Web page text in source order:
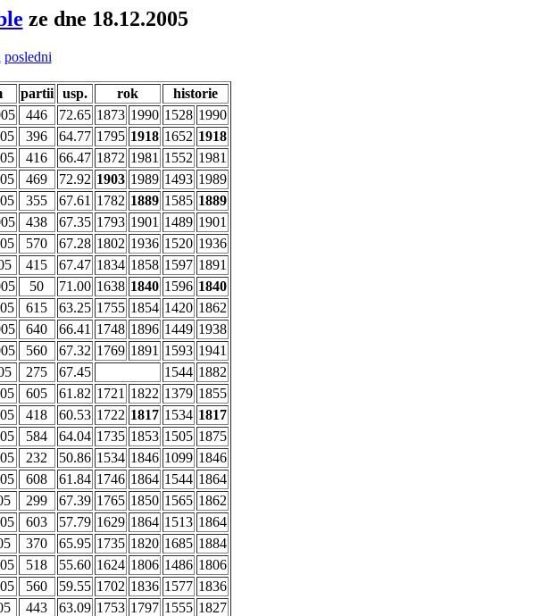
ze dne 18.12.2005
posledni
partii usp. rok
historie
446 72.65 1873 1990 1528 1990
396 64.77 1795 1918 1652 1918
416 66.47 1872 1981 1552 1981
469 72.92 1903 1989 1493 1989
355 67.61 1782 1889 1585 1889
438 67.35 1793 1901 1489 1901
570 67.28 1802 1936 1520 1936
415 67.47 1834 1858 1597 1891
50 71.00 1638 1840 1596 1840
615 63.25 1755 1854 1420 1862
640 66.41 1748 1896 1449 1938
560 67.32 1769 1891 1593 1941
275 67.45 1544 1882
605 61.82 1721 1822 1379 1855
418 60.53 1722 1817 1534 1817
584 64.04 1735 1853 1505 1875
232 50.86 1534 1846 1099 1846
608 61.84 1746 1864 1544 1864
299 67.39 1765 1850 1565 1862
603 57.79 1629 1864 1513 1864
370 65.95 1735 1820 1685 1884
518 55.60 1624 1806 1486 1806
560 59.55 1702 1836 1577 1836
443 63.09 1753 1797 1555 1827